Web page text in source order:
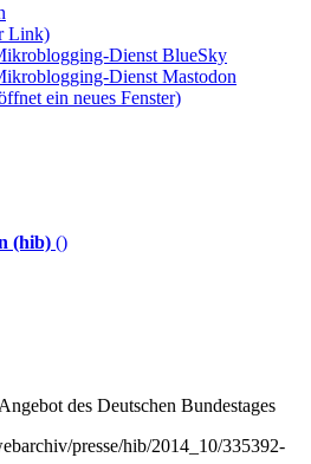
Link)
Dienst BlueSky
Dienst Mastodon
ein neues Fenster)
(hib) ()
des Deutschen Bundestages
presse/hib/2014_10/335392-